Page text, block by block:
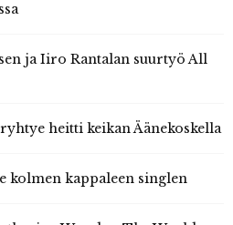
ja Iiro Rantalan suurtyö All
heitti keikan Äänekoskella
kolmen kappaleen singlen